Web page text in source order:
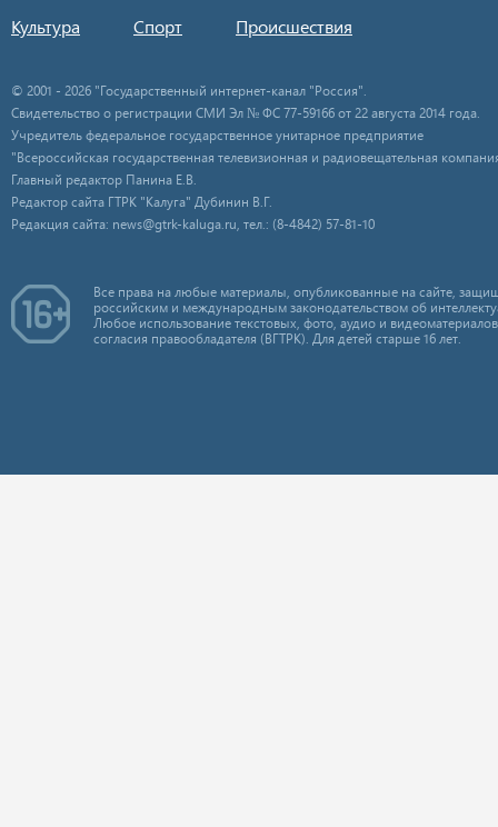
Культура
Спорт Происшествия
© 2001 - 2026 "Государственный интернет-канал "Россия".
Свидетельство о регистрации СМИ Эл № ФС 77-59166 от 22 августа 2014 года.
Учредитель федеральное государственное унитарное предприятие
"Всероссийская государственная телевизионная и радиовещательная
Главный редактор Панина Е.В.
Редактор сайта ГТРК "Калуга" Дубинин В.Г.
Редакция сайта: news@gtrk-kaluga.ru, тел.: (8-4842) 57-81-10
Все права на любые материалы, опубликованные на сайте,
российским и международным законодательством об
Любое использование текстовых, фото, аудио и
согласия правообладателя (ВГТРК). Для детей старше 16 лет.